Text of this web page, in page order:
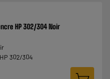
HP 302/304 Noir
302/304